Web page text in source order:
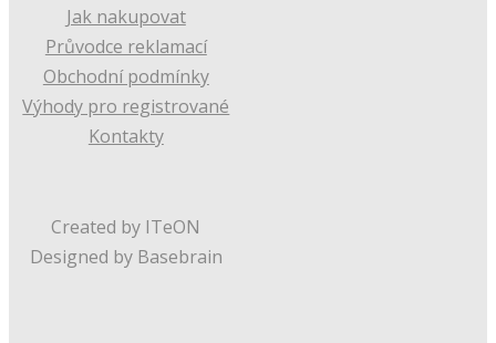
Jak nakupovat
Průvodce reklamací
Obchodní podmínky
Výhody pro registrované
Kontakty
Created by ITeON
Designed by Basebrain